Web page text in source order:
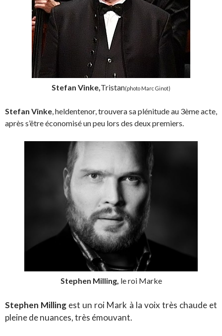
Stefan Vinke,Tristan(photo Marc Ginot)
Stefan Vinke, heldentenor, trouvera sa plénitude au 3ème acte,
après s’être économisé un peu lors des deux premiers.
Stephen Milling, le roi Marke
Stephen Milling est un roi Mark à la voix très chaude et
pleine de nuances, très émouvant.